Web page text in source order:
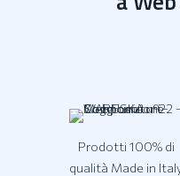
Prodotti 100% di
qualità Made in